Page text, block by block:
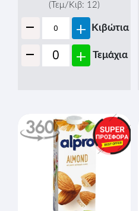
(Τεμ/Κιβ: 12)
- + Κιβώτια
- + Τεμάχια